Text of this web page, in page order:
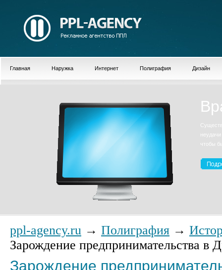
Главная Наружка Интернет Полиграфия Дизайн
чтобы
ppl-agency.ru → Полиграфия →
Зарождение предпринимательства в
Зарождение